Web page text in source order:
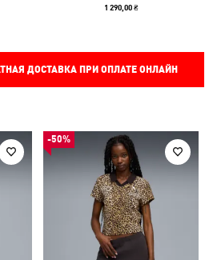
1 290,00 ₴
ДОСТАВКА ПРИ ОПЛАТЕ ОНЛАЙН
-50%